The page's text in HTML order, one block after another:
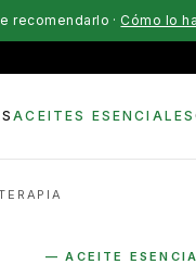
recomendarlo · Cómo lo
ACEITES ESENCIALES
— ACEITE